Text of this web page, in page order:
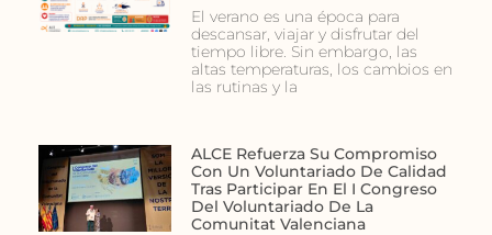
El verano es una época para
descansar, viajar y disfrutar del
tiempo libre. Sin embargo, las
altas temperaturas, los cambios en
las rutinas y la
ALCE Refuerza Su Compromiso
Con Un Voluntariado De Calidad
Tras Participar En El I Congreso
Del Voluntariado De La
Comunitat Valenciana